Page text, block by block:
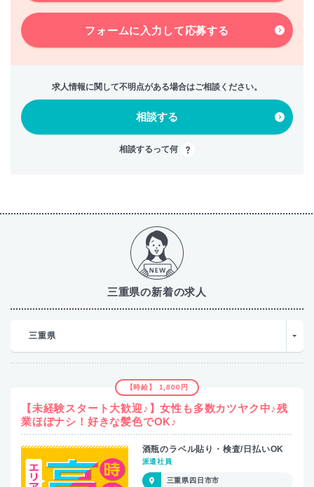
フォームに入力して応募する
求人情報に関して不明点がある場合はご相談ください。
相談する
相談するって何
三重県の新着の求人
三重県
【時給】 1,800円
【未経験スタート大歓迎♪】女性も多数カツヤク中♪残
業ほぼナシ！好きな髪色でOK♪
酒瓶のラベル貼り・検査/日払いOK
派遣社員
三重県四日市市